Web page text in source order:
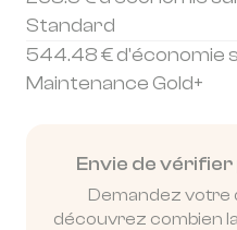
Standard
544.48 € d'économie
Maintenance Gold+
Envie de
Demandez votre
découvrez combien